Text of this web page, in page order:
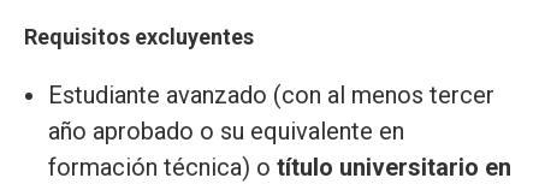
Requisitos excluyentes
Estudiante avanzado (con al menos tercer
año aprobado o su equivalente en
formación técnica) o título universitario en